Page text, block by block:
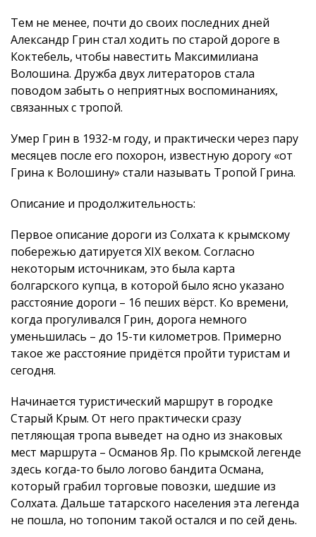
Тем не менее, почти до своих последних дней
Александр Грин стал ходить по старой дороге в
Коктебель, чтобы навестить Максимилиана
Волошина. Дружба двух литераторов стала
поводом забыть о неприятных воспоминаниях,
связанных с тропой.
Умер Грин в 1932-м году, и практически через пару
месяцев после его похорон, известную дорогу «от
Грина к Волошину» стали называть Тропой Грина.
Описание и продолжительность:
Первое описание дороги из Солхата к крымскому
побережью датируется XIX веком. Согласно
некоторым источникам, это была карта
болгарского купца, в которой было ясно указано
расстояние дороги – 16 пеших вёрст. Ко времени,
когда прогуливался Грин, дорога немного
уменьшилась – до 15-ти километров. Примерно
такое же расстояние придётся пройти туристам и
сегодня.
Начинается туристический маршрут в городке
Старый Крым. От него практически сразу
петляющая тропа выведет на одно из знаковых
мест маршрута – Османов Яр. По крымской легенде
здесь когда-то было логово бандита Османа,
который грабил торговые повозки, шедшие из
Солхата. Дальше татарского населения эта легенда
не пошла, но топоним такой остался и по сей день.